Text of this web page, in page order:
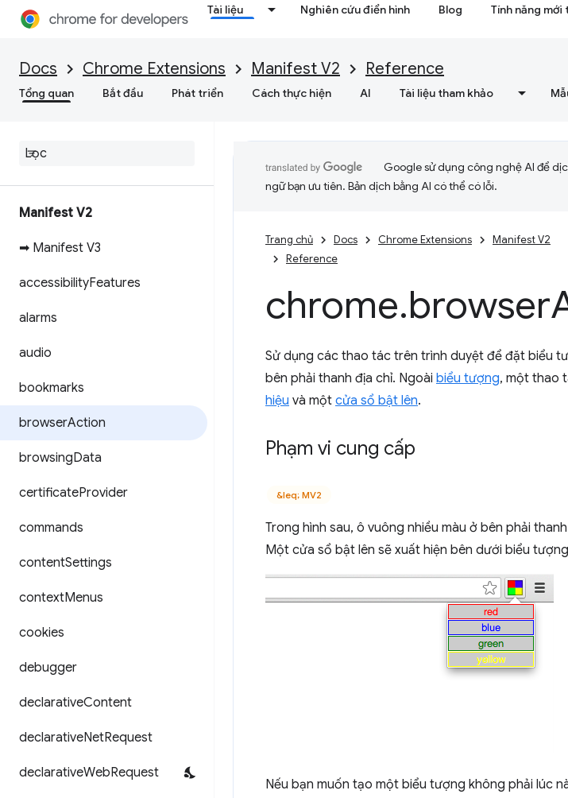
Tài liệu Nghiên cứu điển hình Blog Tính năng
Docs Chrome Extensions Manifest V2 Reference
Tổng quan Bắt đầu Phát triển Cách thực hiện AI Tài liệu tham khảo
Manifest V2
➡ Manifest V3
accessibilityFeatures
alarms
audio
bookmarks
browserAction
browsingData
certificateProvider
commands
contentSettings
contextMenus
cookies
debugger
declarativeContent
declarativeNetRequest
declarativeWebRequest
Google sử dụng công nghệ AI để
ngữ bạn ưu tiên. Bản dịch bằng AI có thể có lỗi.
Trang chủ Docs Chrome Extensions
Manifest V2
Reference
chrome.browser
Sử dụng các thao tác trên trình duyệt để đặt biểu
bên phải thanh địa chỉ. Ngoài biểu tượng, một thao
hiệu và một cửa sổ bật lên.
Phạm vi cung cấp
&leq; MV2
Trong hình sau, ô vuông nhiều màu ở bên phải
Một cửa sổ bật lên sẽ xuất hiện bên dưới biểu
Nếu bạn muốn tạo một biểu tượng không phải lúc